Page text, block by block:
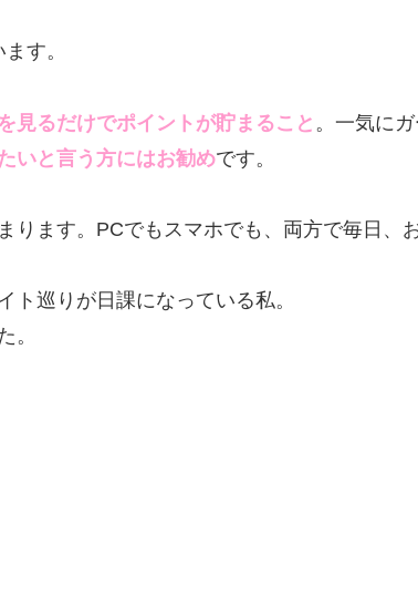
す。
見るだけでポイントが貯まること 。一気に
いと言う方にはお勧めです。
ります。PCでもスマホでも、両方で毎日、
巡りが日課になっている私。
。